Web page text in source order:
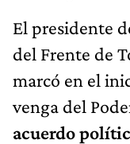
El presidente
del Frente de
marcó en el
venga del
acuerdo